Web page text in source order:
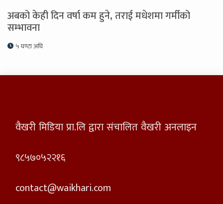
अबको केही दिन वर्षा कम हुने, तराई मधेशमा गर्मीको
सम्भावना
५ घण्टा अघि
वैखरी मिडिया प्रा.लि द्वारा संचालित वैखरी अनलाइन
९८५७०५२२१६
contact@waikhari.com